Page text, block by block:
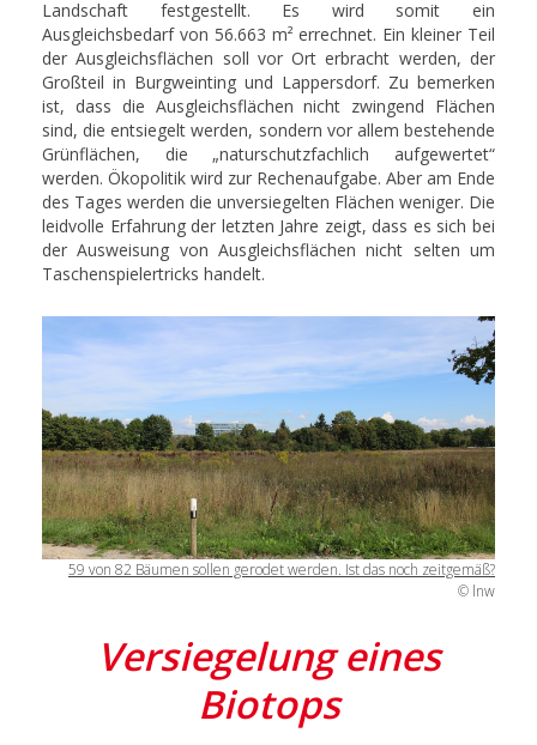
Landschaft festgestellt. Es wird somit ein
Ausgleichsbedarf von 56.663 m² errechnet. Ein kleiner Teil
der Ausgleichsflächen soll vor Ort erbracht werden, der
Großteil in Burgweinting und Lappersdorf. Zu bemerken
ist, dass die Ausgleichsflächen nicht zwingend Flächen
sind, die entsiegelt werden, sondern vor allem bestehende
Grünflächen, die „naturschutzfachlich aufgewertet“
werden. Ökopolitik wird zur Rechenaufgabe. Aber am Ende
des Tages werden die unversiegelten Flächen weniger. Die
leidvolle Erfahrung der letzten Jahre zeigt, dass es sich bei
der Ausweisung von Ausgleichsflächen nicht selten um
Taschenspielertricks handelt.
59 von 82 Bäumen sollen gerodet werden. Ist das noch zeitgemäß?
© lnw
Versiegelung eines
Biotops